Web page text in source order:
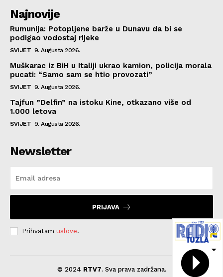
Najnovije
Rumunija: Potopljene barže u Dunavu da bi se
podigao vodostaj rijeke
SVIJET 9. Augusta 2026.
Muškarac iz BiH u Italiji ukrao kamion, policija morala
pucati: “Samo sam se htio provozati”
SVIJET 9. Augusta 2026.
Tajfun ”Delfin” na istoku Kine, otkazano više od
1.000 letova
SVIJET 9. Augusta 2026.
Newsletter
PRIJAVA
Prihvatam uslove.
© 2024 RTV7. Sva prava zadržana.